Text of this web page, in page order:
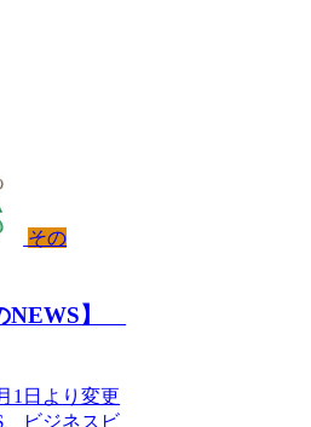
その
NEWS】
1日より変更
ビジネスビ